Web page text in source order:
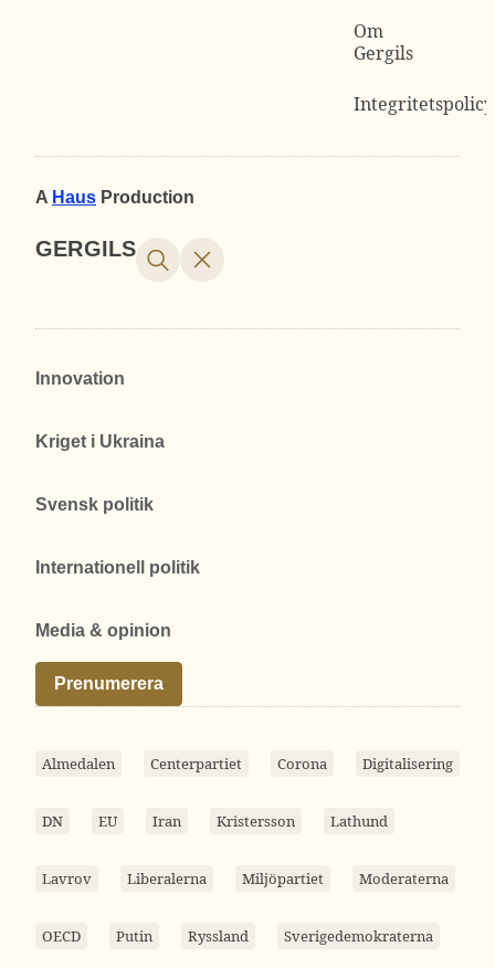
Om
Gergils
Integritetspolicy
A Haus Production
GERGILS
Innovation
Kriget i Ukraina
Svensk politik
Internationell politik
Media & opinion
Prenumerera
Almedalen Centerpartiet Corona Digitalisering
DN EU Iran Kristersson Lathund
Lavrov Liberalerna Miljöpartiet Moderaterna
OECD Putin Ryssland Sverigedemokraterna